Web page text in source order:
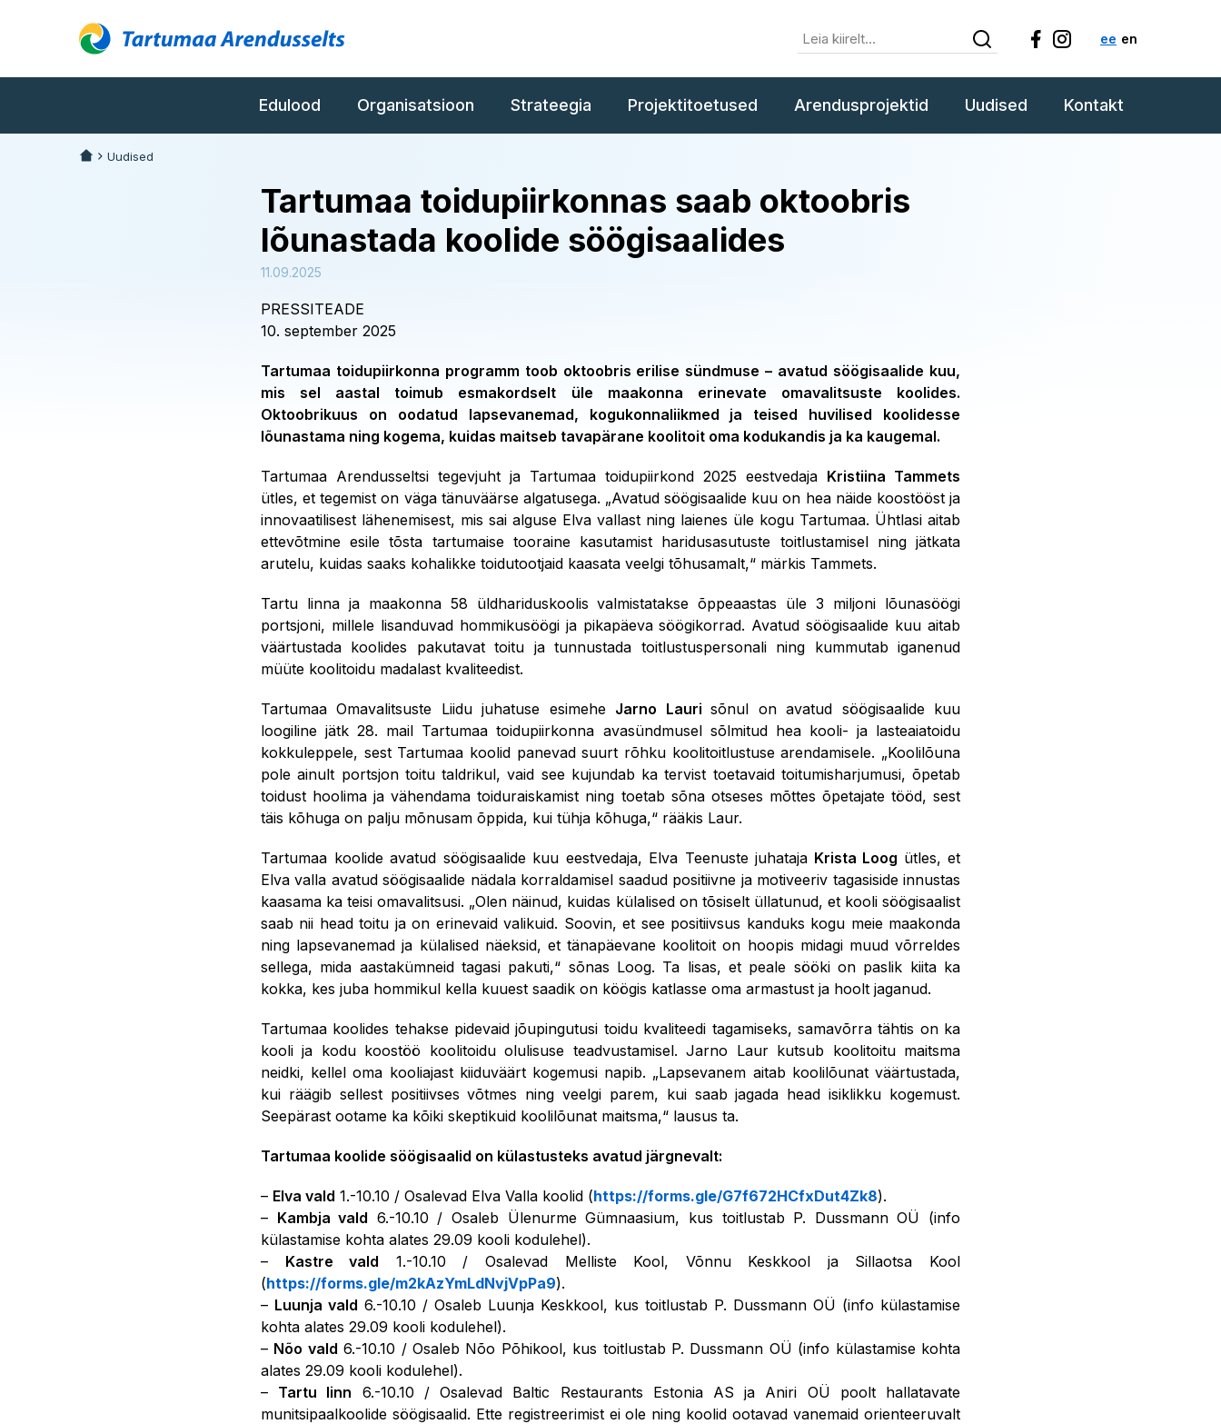
ee en
Edulood Organisatsioon Strateegia Projektitoetused Arendusprojektid Uudised Kontakt
Uudised
Tartumaa toidupiirkonnas saab oktoobris
lõunastada koolide söögisaalides
11.09.2025
PRESSITEADE
10. september 2025
Tartumaa toidupiirkonna programm toob oktoobris erilise sündmuse – avatud söögisaalide kuu,
mis sel aastal toimub esmakordselt üle maakonna erinevate omavalitsuste koolides.
Oktoobrikuus on oodatud lapsevanemad, kogukonnaliikmed ja teised huvilised koolidesse
lõunastama ning kogema, kuidas maitseb tavapärane koolitoit oma kodukandis ja ka kaugemal.
Tartumaa Arendusseltsi tegevjuht ja Tartumaa toidupiirkond 2025 eestvedaja Kristiina Tammets
ütles, et tegemist on väga tänuväärse algatusega. „Avatud söögisaalide kuu on hea näide koostööst ja
innovaatilisest lähenemisest, mis sai alguse Elva vallast ning laienes üle kogu Tartumaa. Ühtlasi aitab
ettevõtmine esile tõsta tartumaise tooraine kasutamist haridusasutuste toitlustamisel ning jätkata
arutelu, kuidas saaks kohalikke toidutootjaid kaasata veelgi tõhusamalt,“ märkis Tammets.
Tartu linna ja maakonna 58 üldhariduskoolis valmistatakse õppeaastas üle 3 miljoni lõunasöögi
portsjoni, millele lisanduvad hommikusöögi ja pikapäeva söögikorrad. Avatud söögisaalide kuu aitab
väärtustada koolides pakutavat toitu ja tunnustada toitlustuspersonali ning kummutab iganenud
müüte koolitoidu madalast kvaliteedist.
Tartumaa Omavalitsuste Liidu juhatuse esimehe Jarno Laurisõnul on avatud söögisaalide kuu
loogiline jätk 28. mail Tartumaa toidupiirkonna avasündmusel sõlmitud hea kooli- ja lasteaiatoidu
kokkuleppele, sest Tartumaa koolid panevad suurt rõhku koolitoitlustuse arendamisele. „Koolilõuna
pole ainult portsjon toitu taldrikul, vaid see kujundab ka tervist toetavaid toitumisharjumusi, õpetab
toidust hoolima ja vähendama toiduraiskamist ning toetab sõna otseses mõttes õpetajate tööd, sest
täis kõhuga on palju mõnusam õppida, kui tühja kõhuga,“ rääkis Laur.
Tartumaa koolide avatud söögisaalide kuu eestvedaja, Elva Teenuste juhataja Krista Loog ütles, et
Elva valla avatud söögisaalide nädala korraldamisel saadud positiivne ja motiveeriv tagasiside innustas
kaasama ka teisi omavalitsusi. „Olen näinud, kuidas külalised on tõsiselt üllatunud, et kooli söögisaalist
saab nii head toitu ja on erinevaid valikuid. Soovin, et see positiivsus kanduks kogu meie maakonda
ning lapsevanemad ja külalised näeksid, et tänapäevane koolitoit on hoopis midagi muud võrreldes
sellega, mida aastakümneid tagasi pakuti,“ sõnas Loog. Ta lisas, et peale sööki on paslik kiita ka
kokka, kes juba hommikul kella kuuest saadik on köögis katlasse oma armastust ja hoolt jaganud.
Tartumaa koolides tehakse pidevaid jõupingutusi toidu kvaliteedi tagamiseks, samavõrra tähtis on ka
kooli ja kodu koostöö koolitoidu olulisuse teadvustamisel. Jarno Laur kutsub koolitoitu maitsma
neidki, kellel oma kooliajast kiiduväärt kogemusi napib. „Lapsevanem aitab koolilõunat väärtustada,
kui räägib sellest positiivses võtmes ning veelgi parem, kui saab jagada head isiklikku kogemust.
Seepärast ootame ka kõiki skeptikuid koolilõunat maitsma,“ lausus ta.
Tartumaa koolide söögisaalid on külastusteks avatud järgnevalt:
– Elva vald 1.-10.10 / Osalevad Elva Valla koolid (https://forms.gle/G7f672HCfxDut4Zk8).
– Kambja vald 6.-10.10 / Osaleb Ülenurme Gümnaasium, kus toitlustab P. Dussmann OÜ (info
külastamise kohta alates 29.09 kooli kodulehel).
– Kastre vald 1.-10.10 / Osalevad Melliste Kool, Võnnu Keskkool ja Sillaotsa Kool
(https://forms.gle/m2kAzYmLdNvjVpPa9).
– Luunja vald 6.-10.10 / Osaleb Luunja Keskkool, kus toitlustab P. Dussmann OÜ (info külastamise
kohta alates 29.09 kooli kodulehel).
– Nõo vald 6.-10.10 / Osaleb Nõo Põhikool, kus toitlustab P. Dussmann OÜ (info külastamise kohta
alates 29.09 kooli kodulehel).
– Tartu linn 6.-10.10 / Osalevad Baltic Restaurants Estonia AS ja Aniri OÜ poolt hallatavate
munitsipaalkoolide söögisaalid. Ette registreerimist ei ole ning koolid ootavad vanemaid orienteeruvalt